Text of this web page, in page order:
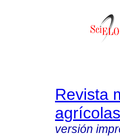
Revista
agrícolas
versión